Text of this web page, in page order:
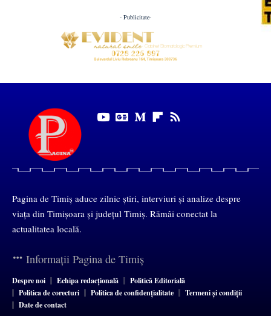
- Publicitate-
Pagina de Timiș aduce zilnic știri, interviuri și analize despre
viața din Timișoara și județul Timiș. Rămâi conectat la
actualitatea locală.
Informații Pagina de Timiș
Despre noi Echipa redacțională
Politică Editorială
Politica de corecturi
Politica de confidențialitate
Termeni și condiții
Date de contact